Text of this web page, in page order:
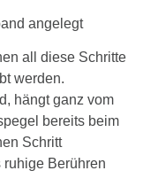
angelegt
all diese Schritte
werden.
hängt ganz vom
bereits beim
Schritt
ruhige Berühren